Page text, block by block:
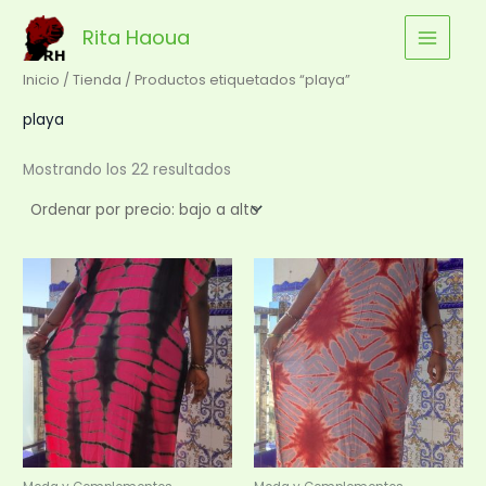
contenido
Rita Haoua
Inicio /Tienda / Productos etiquetados “playa”
playa
Mostrando los 22 resultados
alto